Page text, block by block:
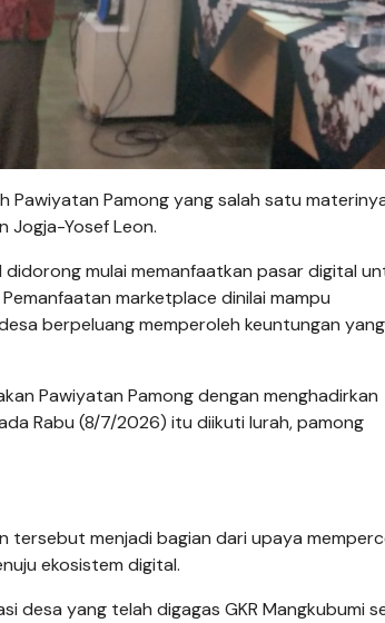
Pawiyatan Pamong yang salah satu
Jogja-Yosef Leon.
mulai memanfaatkan pasar digital
marketplace dinilai mampu
berpeluang memperoleh keuntungan yang
Pawiyatan Pamong dengan menghadirkan
Rabu (8/7/2026) itu diikuti lurah, pamong
tersebut menjadi bagian dari upaya
ekosistem digital.
desa yang telah digagas GKR Mangkubumi